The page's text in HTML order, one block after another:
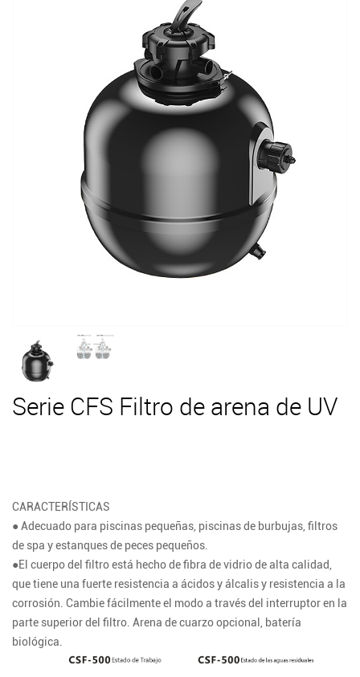
Serie CFS Filtro de arena de UV
CARACTERÍSTICAS
● Adecuado para piscinas pequeñas, piscinas de burbujas, filtros
de spa y estanques de peces pequeños.
●El cuerpo del filtro está hecho de fibra de vidrio de alta calidad,
que tiene una fuerte resistencia a ácidos y álcalis y resistencia a la
corrosión. Cambie fácilmente el modo a través del interruptor en la
parte superior del filtro. Arena de cuarzo opcional, batería
biológica.